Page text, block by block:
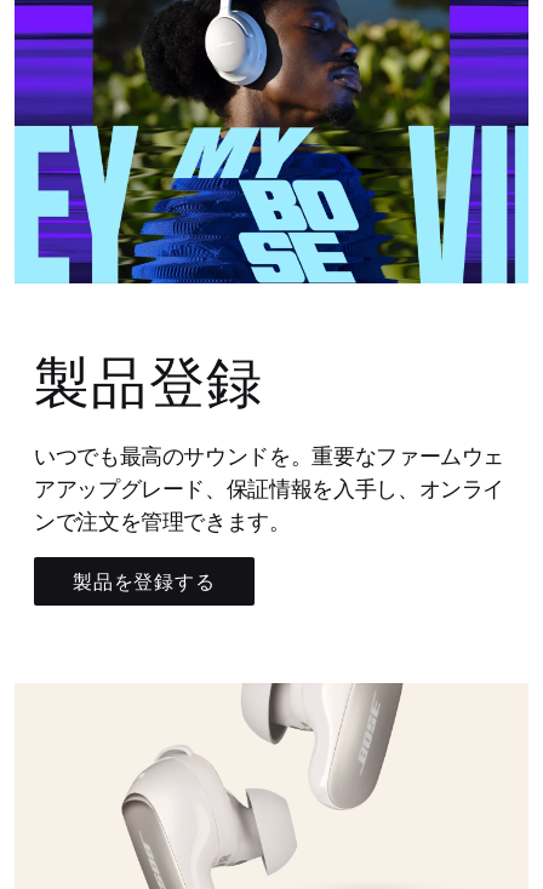
製品登録
いつでも最高のサウンドを。重要なファームウェ
アアップグレード、保証情報を入手し、オンライ
ンで注文を管理できます。
製品を登録する